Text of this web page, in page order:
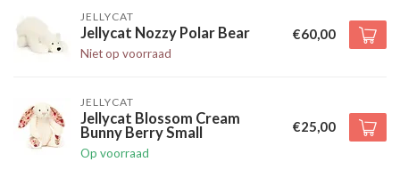
JELLYCAT
Jellycat Nozzy Polar Bear
Niet op voorraad
€60,00
JELLYCAT
Jellycat Blossom Cream
Bunny Berry Small
Op voorraad
€25,00